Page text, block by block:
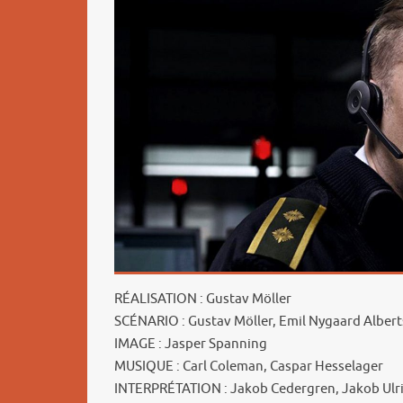
RÉALISATION : Gustav Möller
SCÉNARIO : Gustav Möller, Emil Nygaard
IMAGE : Jasper Spanning
MUSIQUE : Carl Coleman, Caspar Hesselager
INTERPRÉTATION : Jakob Cedergren, Jakob